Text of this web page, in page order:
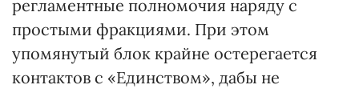
регламентные полномочия наряду с
простыми фракциями. При этом
упомянутый блок крайне остерегается
контактов с «Единством», дабы не